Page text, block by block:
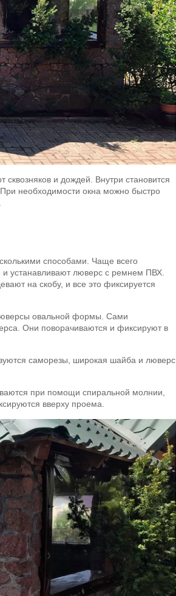
и дождей. Внутри становится
необходимости окна можно быстро
способами. Чаще всего
устанавливают люверс с ремнем ПВХ.
на скобу, и все это фиксируется
овальной формы. Сами
Они поворачиваются и фиксируют в
саморезы, широкая шайба и люверс
при помощи спиральной молнии,
вверху проема.